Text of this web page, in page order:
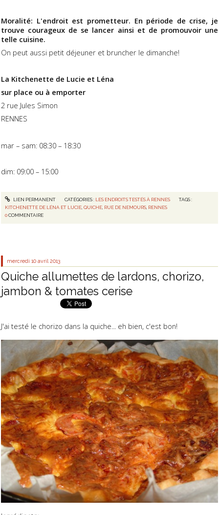
Moralité: L'endroit est prometteur. En période de crise, je
trouve courageux de se lancer ainsi et de promouvoir une
telle cuisine.
On peut aussi petit déjeuner et bruncher le dimanche!
La Kitchenette de Lucie et Léna
sur place ou à emporter
2 rue Jules Simon
RENNES
mar – sam: 08:30 – 18:30
dim: 09:00 – 15:00
LIEN PERMANENT CATÉGORIES : LES ENDROITS TESTÉS À RENNES
TAGS :
KITCHENETTE DE LÉNA ET LUCIE,QUICHE, RUE DE NEMOURS, RENNES
0COMMENTAIRE
mercredi 10 avril 2013
Quiche allumettes de lardons, chorizo,
jambon & tomates cerise
J'ai testé le chorizo dans la quiche... eh bien, c'est bon!